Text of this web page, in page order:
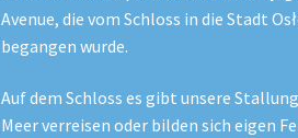
Avenue, die vom Schloss in die Stadt
begangen wurde.
Auf dem Schloss es gibt unsere
Meer verreisen oder bilden sich eigen